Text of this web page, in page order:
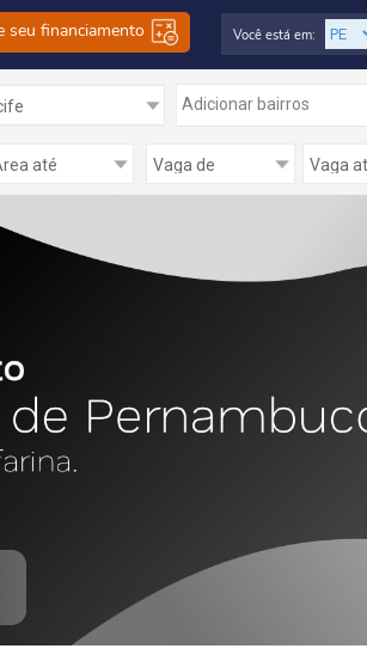
seu financiamento Você está em:
Adicionar bairros